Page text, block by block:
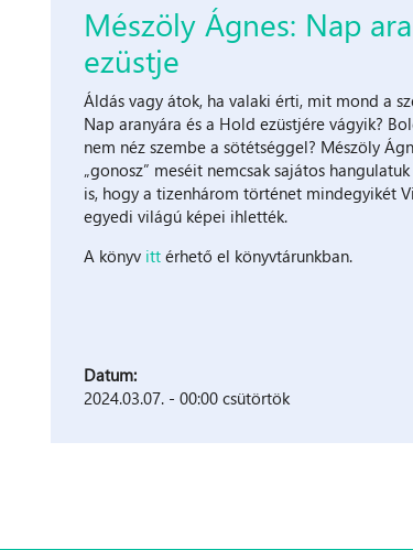
Mészöly Ágnes: Nap
ezüstje
Áldás vagy átok, ha valaki érti, mit mond a
Nap aranyára és a Hold ezüstjére vágyik?
nem néz szembe a sötétséggel? Mészöly
„gonosz” meséit nemcsak sajátos
is, hogy a tizenhárom történet mindegyikét
egyedi világú képei ihlették.
A könyv itt érhető el könyvtárunkban.
Datum:
2024.03.07. - 00:00 csütörtök